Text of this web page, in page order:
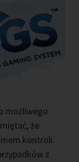
możliwego
że
kontroli.
z